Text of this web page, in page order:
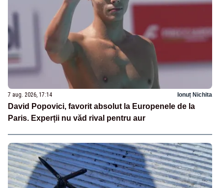
7 aug. 2026, 17:14 Ionuț Nichita
David Popovici, favorit absolut la Europenele de la
Paris. Experții nu văd rival pentru aur